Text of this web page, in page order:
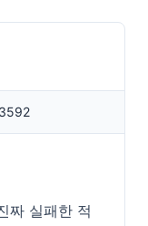
3592
짜 실패한 적